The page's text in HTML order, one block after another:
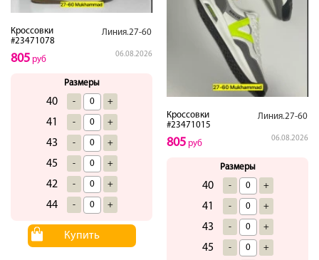
Кроссовки
#23471078
Линия.27-60
06.08.2026
805 руб
Размеры
40 - +
41 - +
43 - +
45 - +
42 - +
44 - +
Купить
Кроссовки
#23471015
Линия.27-60
06.08.2026
805 руб
Размеры
40 - +
41 - +
43 - +
45 - +